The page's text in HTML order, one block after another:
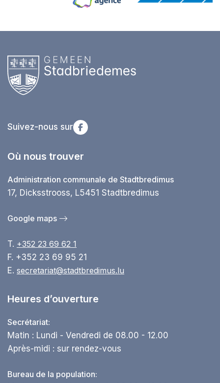
Suivez-nous sur
Où nous trouver
Administration communale de Stadtbredimus
17, Dicksstrooss, L5451 Stadtbredimus
Google maps
T. +352 23 69 62 1
F. +352 23 69 95 21
E. secretariat@stadtbredimus.lu
Heures d’ouverture
Secrétariat:
Matin : Lundi - Vendredi de 08.00 - 12.00
Après-midi : sur rendez-vous
Bureau de la population: